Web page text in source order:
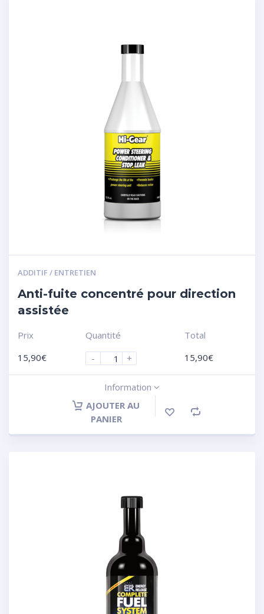
ADDITIF / ENTRETIEN
Anti-fuite concentré pour direction
assistée
Prix
15,90€
Quantité
-
+
Total
15,90€
Information
AJOUTER AU
PANIER